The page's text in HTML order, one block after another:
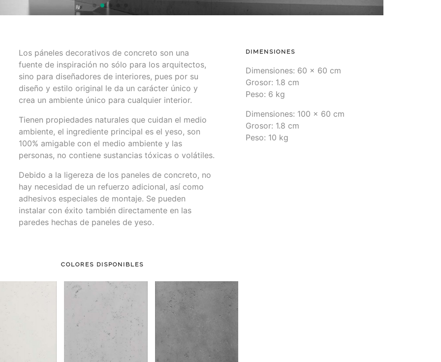
Los páneles decorativos de concreto son una
fuente de inspiración no sólo para los arquitectos,
sino para diseñadores de interiores, pues por su
diseño y estilo original le da un carácter único y
crea un ambiente único para cualquier interior.
Tienen propiedades naturales que cuidan el medio
ambiente, el ingrediente principal es el yeso, son
100% amigable con el medio ambiente y las
personas, no contiene sustancias tóxicas o volátiles.
Debido a la ligereza de los paneles de concreto, no
hay necesidad de un refuerzo adicional, así como
adhesivos especiales de montaje. Se pueden
instalar con éxito también directamente en las
paredes hechas de paneles de yeso.
DIMENSIONES
Dimensiones: 60 x 60 cm
Grosor: 1.8 cm
Peso: 6 kg
Dimensiones: 100 x 60 cm
Grosor: 1.8 cm
Peso: 10 kg
COLORES DISPONIBLES